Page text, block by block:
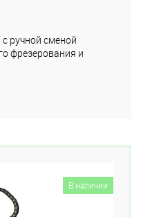
ручной сменой
фрезерования и
В наличии